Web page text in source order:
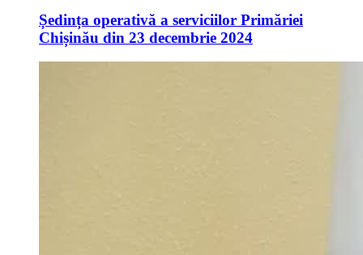
Ședința operativă a serviciilor Primăriei
Chișinău din 23 decembrie 2024